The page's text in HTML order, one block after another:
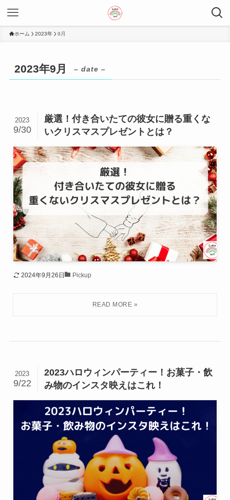
ホーム 2023年 9月
2023年9月 – date –
厳選！付き合いたての彼女に贈る重くな
いクリスマスプレゼントとは？
2023
9/30
2024年9月26日 Pickup
2023ハロウィンパーティー！お菓子・飲
み物のインスタ映えはこれ！
2023
9/22